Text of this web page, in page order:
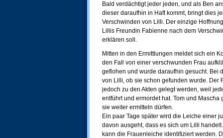
Bald verdächtigt jeder jeden, und als Ben
dieser daraufhin in Haft kommt, bringt dies
Verschwinden von Lilli. Der einzige
Lillis Freundin Fabienne nach dem
erklären soll.
Mitten in den Ermittlungen meldet sich ein
den Fall von einer verschwunden Frau
geflohen und wurde daraufhin gesucht. Bei
von Lilli, ob sie schon gefunden wurde. Der
jedoch zu den Akten gelegt werden, weil
entführt und ermordet hat. Tom und
sie weiter ermitteln dürfen.
Ein paar Tage später wird die Leiche einer
davon ausgeht, dass es sich um Lilli
kann die Frauenleiche identifiziert werden.